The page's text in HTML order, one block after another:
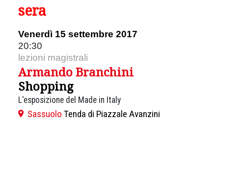
sera
Venerdì 15 settembre 2017
20:30
lezioni magistrali
Armando Branchini
Shopping
L'esposizione del Made in Italy
Sassuolo Tenda di Piazzale Avanzini